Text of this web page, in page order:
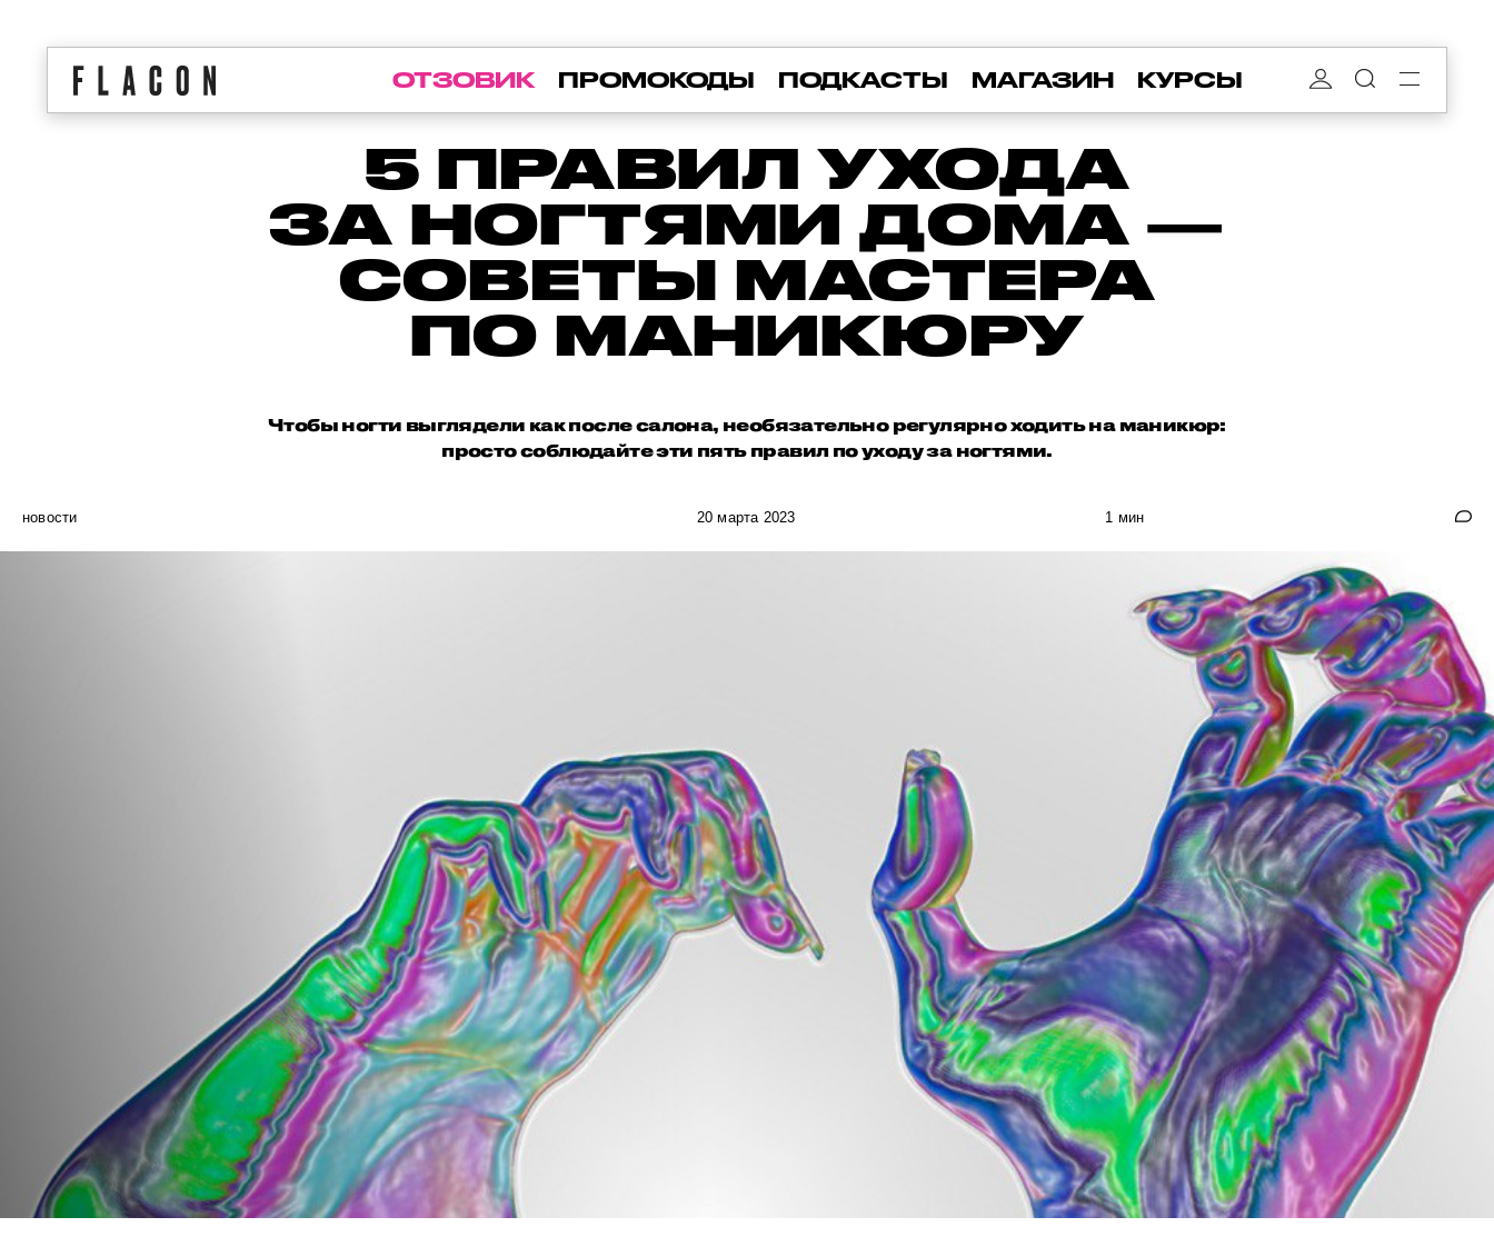
ОТЗОВИК ПРОМОКОДЫ ПОДКАСТЫ МАГАЗИН КУРСЫ
5 ПРАВИЛ УХОДА
ЗА НОГТЯМИ ДОМА —
СОВЕТЫ МАСТЕРА
ПО МАНИКЮРУ
Чтобы ногти выглядели как после салона, необязательно регулярно ходить на маникюр:
просто соблюдайте эти пять правил по уходу за ногтями.
новости 20 марта 2023 1 мин